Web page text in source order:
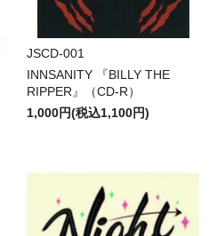
JSCD-001
INNSANITY 『BILLY THE
RIPPER』（CD-R）
1,000円(税込1,100円)